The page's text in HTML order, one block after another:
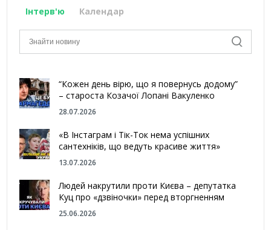
Інтерв'ю Календар
“Кожен день вірю, що я повернусь додому”
– староста Козачої Лопані Вакуленко
28.07.2026
«В Інстаграм і Тік-Ток нема успішних
сантехніків, що ведуть красиве життя»
13.07.2026
Людей накрутили проти Києва – депутатка
Куц про «дзвіночки» перед вторгненням
25.06.2026